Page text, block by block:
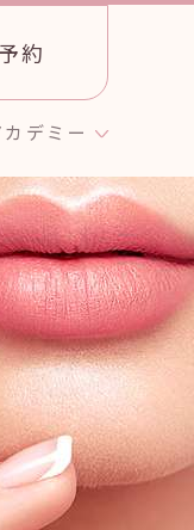
カデミー
約